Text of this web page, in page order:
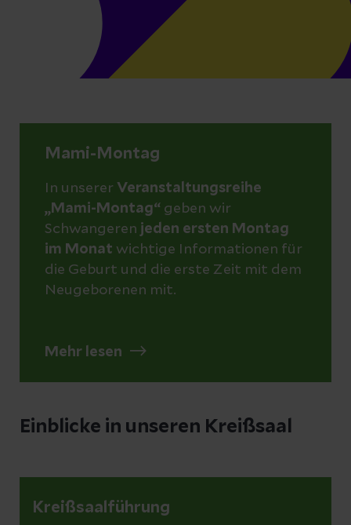
Mami-Montag
In unserer Veranstaltungsreihe
„Mami-Montag“ geben wir
Schwangeren jeden ersten Montag
im Monat wichtige Informationen für
die Geburt und die erste Zeit mit dem
Neugeborenen mit.
Mehr lesen
Einblicke in unseren Kreißsaal
Kreißsaalführung